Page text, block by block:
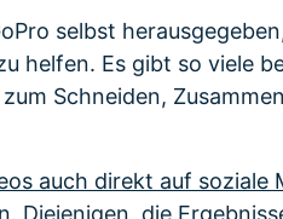
selbst
helfen. Es gibt so viele
Schneiden,
auch direkt auf soziale
. Diejenigen, die